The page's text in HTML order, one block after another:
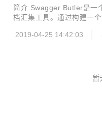
类似的消息并不是第一次
提供商业服务，一会儿又
去申请专利、著作权，各
寒透了心！ 另外，DD发
简介 Swagger Butler是一
档汇集工具。通过构建一
总到一起，方便查看与测
2019-04-25 14:42:03
暂